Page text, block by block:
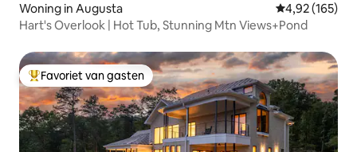
Woning in Augusta Gemiddelde
4,92 (165)
Hart's Overlook | Hot Tub, Stunning Mtn Views+Pond
Topfavoriet van gasten
Favoriet van gasten